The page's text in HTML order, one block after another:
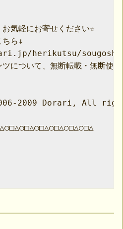
お気軽にお寄せください☆
ちら↓
herikutsu/
ツについて、無断転載・無断使
2009 Dorari, All